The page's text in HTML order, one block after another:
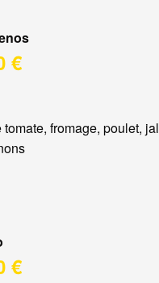
€
tomate, fromage, poulet,
€